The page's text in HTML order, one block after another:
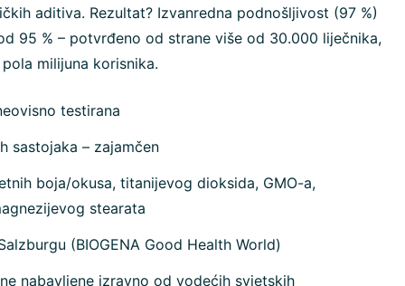
aditiva. Rezultat? Izvanredna podnošljivost (97 %)
95 % – potvrđeno od strane više od 30.000 liječnika,
milijuna korisnika.
testirana
sastojaka – zajamčen
boja/okusa, titanijevog dioksida, GMO-a,
stearata
(BIOGENA Good Health World)
nabavljene izravno od vodećih svjetskih